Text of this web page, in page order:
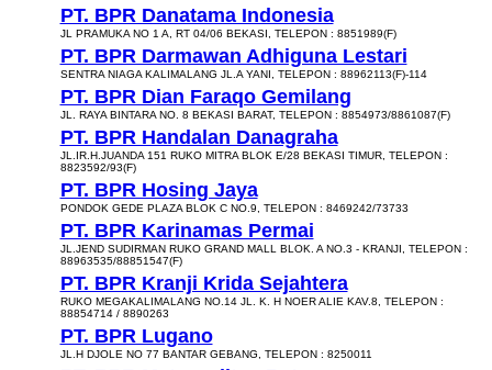
PT. BPR Danatama Indonesia
JL PRAMUKA NO 1 A, RT 04/06 BEKASI, TELEPON : 8851989(F)
PT. BPR Darmawan Adhiguna Lestari
SENTRA NIAGA KALIMALANG JL.A YANI, TELEPON : 88962113(F)-114
PT. BPR Dian Faraqo Gemilang
JL. RAYA BINTARA NO. 8 BEKASI BARAT, TELEPON : 8854973/8861087(F)
PT. BPR Handalan Danagraha
JL.IR.H.JUANDA 151 RUKO MITRA BLOK E/28 BEKASI TIMUR, TELEPON :
8823592/93(F)
PT. BPR Hosing Jaya
PONDOK GEDE PLAZA BLOK C NO.9, TELEPON : 8469242/73733
PT. BPR Karinamas Permai
JL.JEND SUDIRMAN RUKO GRAND MALL BLOK. A NO.3 - KRANJI, TELEPON :
88963535/88851547(F)
PT. BPR Kranji Krida Sejahtera
RUKO MEGAKALIMALANG NO.14 JL. K. H NOER ALIE KAV.8, TELEPON :
88854714 / 8890263
PT. BPR Lugano
JL.H DJOLE NO 77 BANTAR GEBANG, TELEPON : 8250011